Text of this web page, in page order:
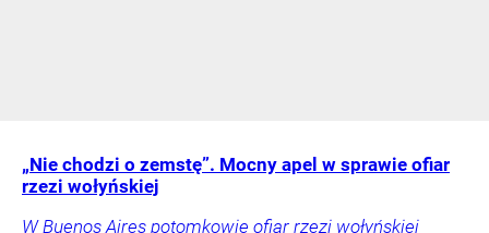
„Nie chodzi o zemstę”. Mocny apel w sprawie ofiar
rzezi wołyńskiej
W Buenos Aires potomkowie ofiar rzezi wołyńskiej